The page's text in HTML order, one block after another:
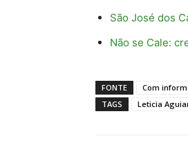
São José dos
Não se Cale:
FONTE
Com
TAGS
Leticia